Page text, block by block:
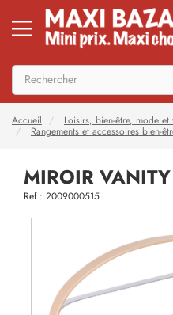
Accueil Loisirs, bien-être, mode et
Rangements et accessoires bien-
MIROIR
Ref : 2009000515